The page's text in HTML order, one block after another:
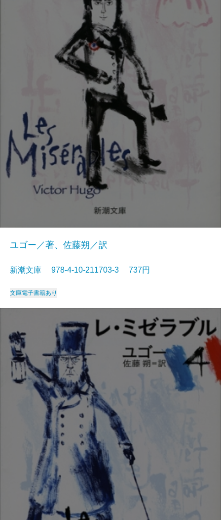
ユゴー／著、佐藤朔／訳
新潮文庫 978-4-10-211703-3 737円
文庫電子書籍あり